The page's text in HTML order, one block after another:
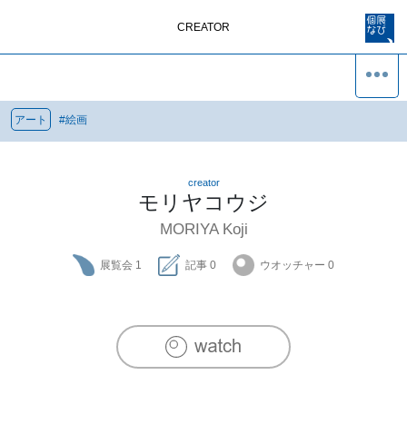
CREATOR
アート #絵画
creator
モリヤコウジ
MORIYA Koji
展覧会 1 記事 0 ウオッチャー 0